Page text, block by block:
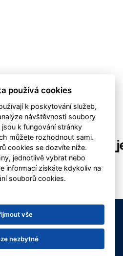
klub Nová Paka, z.s.
| +420 737 960 853
údajů
používá cookies
k poskytování služeb,
návštěvnosti soubory
k fungování stránky
můžete rozhodnout sami.
cookies se dozvíte níže.
jednotlivě vybrat nebo
informací získáte kdykoliv na
souborů cookies.
vše
nezbytné